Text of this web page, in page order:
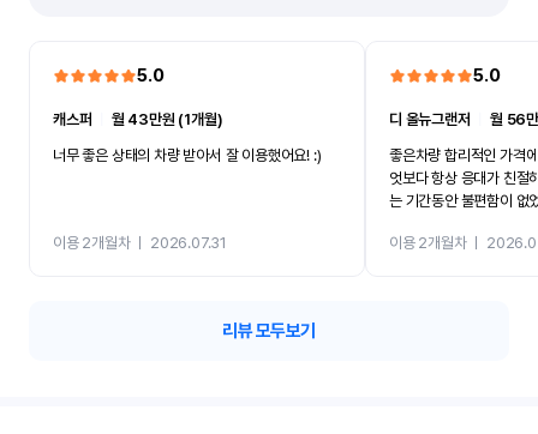
5.0
캐스퍼
월 43만원 (1개월)
너무 좋은 상태의 차량 받아서 잘 이용했어요! :)
이용 2개월차ㅣ 2026.07.31
5.0
디 올뉴그랜저 ㅣ월 56
좋은차량 합리적인 가격
엇보다 항상 응대가 친절
는 기간동안 불편함이 없
카 렌트 고민없이 강추합
이용 2개월차ㅣ
리뷰 모두보기